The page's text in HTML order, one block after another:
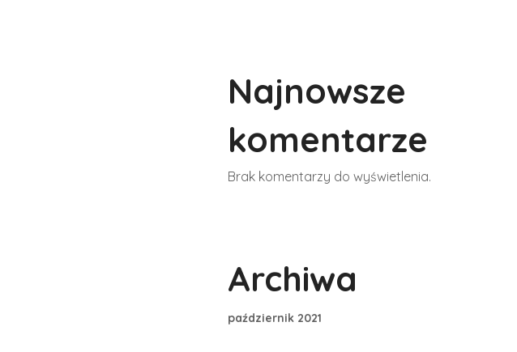
Najnowsze
komentarze
Brak komentarzy do wyświetlenia.
Archiwa
październik 2021